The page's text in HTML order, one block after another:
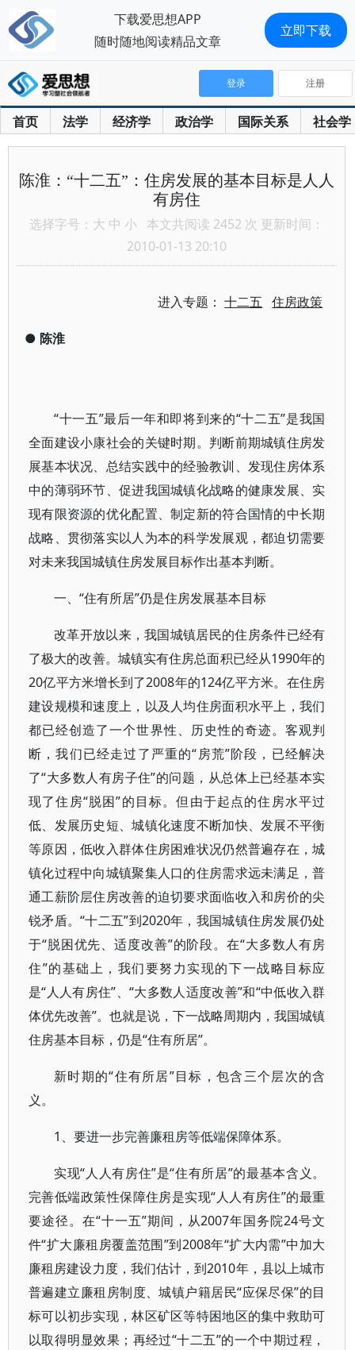
首页 法学 经济学 政治学 国际关系 社会学
登录 注册
陈淮：“十二五”：住房发展的基本目标是人人
有房住
选择字号： 大 中 小 本文共阅读 2452 次 更新时间：
2010-01-13 20:10
进入专题：十二五 住房政策
● 陈淮
“十一五”最后一年和即将到来的“十二五”是我国
全面建设小康社会的关键时期。判断前期城镇住房发
展基本状况、总结实践中的经验教训、发现住房体系
中的薄弱环节、促进我国城镇化战略的健康发展、实
现有限资源的优化配置、制定新的符合国情的中长期
战略、贯彻落实以人为本的科学发展观，都迫切需要
对未来我国城镇住房发展目标作出基本判断。
一、“住有所居”仍是住房发展基本目标
改革开放以来，我国城镇居民的住房条件已经有
了极大的改善。城镇实有住房总面积已经从1990年的
20亿平方米增长到了2008年的124亿平方米。在住房
建设规模和速度上，以及人均住房面积水平上，我们
都已经创造了一个世界性、历史性的奇迹。客观判
断，我们已经走过了严重的“房荒”阶段，已经解决
了“大多数人有房子住”的问题，从总体上已经基本实
现了住房“脱困”的目标。但由于起点的住房水平过
低、发展历史短、城镇化速度不断加快、发展不平衡
等原因，低收入群体住房困难状况仍然普遍存在，城
镇化过程中向城镇聚集人口的住房需求远未满足，普
通工薪阶层住房改善的迫切要求面临收入和房价的尖
锐矛盾。“十二五”到2020年，我国城镇住房发展仍处
于“脱困优先、适度改善”的阶段。在“大多数人有房
住”的基础上，我们要努力实现的下一战略目标应
是“人人有房住”、“大多数人适度改善”和“中低收入群
体优先改善”。也就是说，下一战略周期内，我国城镇
住房基本目标，仍是“住有所居”。
新时期的“住有所居”目标，包含三个层次的含
义。
1、要进一步完善廉租房等低端保障体系。
实现“人人有房住”是“住有所居”的最基本含义。
完善低端政策性保障住房是实现“人人有房住”的最重
要途径。在“十一五”期间，从2007年国务院24号文
件“扩大廉租房覆盖范围”到2008年“扩大内需”中加大
廉租房建设力度，我们估计，到2010年，县以上城市
普遍建立廉租房制度、城镇户籍居民“应保尽保”的目
标可以初步实现，林区矿区等特困地区的集中救助可
以取得明显效果；再经过“十二五”的一个中期过程，
下载爱思想APP
随时随地阅读精品文章
立即下载